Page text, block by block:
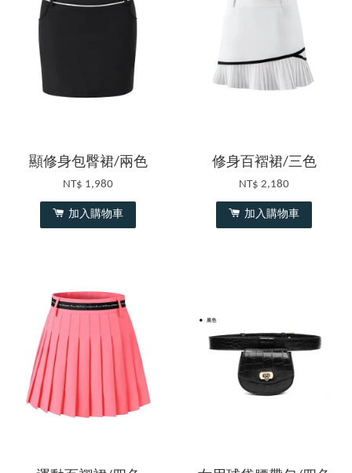
顯修身包臀裙/兩色
NT$ 1,980
加入購物車
修身百褶裙/三色
NT$ 2,180
加入購物車